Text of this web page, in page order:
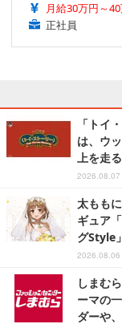
月給30万円～
正社員
「トイ
は、ウ
上を走
2026.08.07
太もも
ギュア
グStyle
しまむ
ーマの
ダーや